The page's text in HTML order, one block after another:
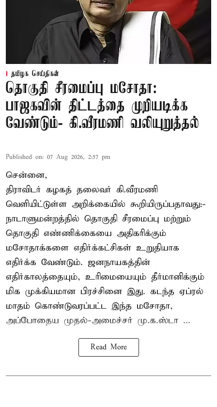
தமிழக செய்திகள்
தொகுதி சீரமைப்பு மசோதா:
பாஜகவின் திட்டத்தை முறியடிக்க
வேண்டும்- கி.வீரமணி வலியுறுத்தல்
Published on: 07 Aug 2026, 2:57 pm
சென்னை,
திராவிடர் கழகத் தலைவர் கி.வீரமணி
வெளியிட்டுள்ள அறிக்கையில் கூறியிருப்பதாவது:-
நாடாளுமன்றத்தில் தொகுதி சீரமைப்பு மற்றும்
தொகுதி எண்ணிக்கையை அதிகரிக்கும்
மசோதாக்களை எதிர்க்கட்சிகள் உறுதியாக
எதிர்க்க வேண்டும். ஜனநாயகத்தின்
எதிர்காலத்தையும், உரிமையையும் தீர்மானிக்கும்
மிக முக்கியமான பிரச்சினை இது. கடந்த ஏப்ரல்
மாதம் கொண்டுவரப்பட்ட இந்த மசோதா,
அப்போதைய முதல்-அமைச்சர் மு.க.ஸ்டா ...
Read More